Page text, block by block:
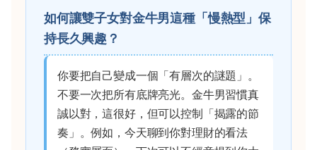
如何讓雙子女對金牛男這種「慢熱型」保
持長久興趣？
你要把自己變成一個「有層次的謎題」。
不要一次把所有底牌亮光。金牛男習慣真
誠以對，這很好，但可以控制「揭露的節
奏」。例如，今天聊到你對理財的看法